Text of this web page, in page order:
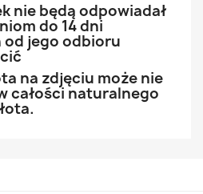
nie będą odpowiadał
do 14 dni
jego odbioru
na zdjęciu może nie
całości naturalnego